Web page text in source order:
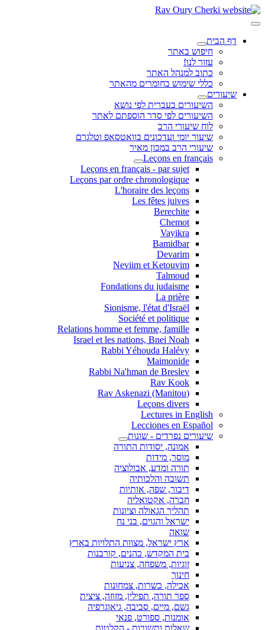
דף הבית
חיפוש באתר
עזור לנו!
כתוב למנהל האתר
כללי שימוש בחומרים מהאתר
שיעורים
השיעורים בעברית לפי נושא
השיעורים לפי סדר הוספתם לאתר
לוח שיעורי הרב
שיעור יומי ועדכונים בוואטסאפ וטלגרם
שיעורי הרב במכון מאיר
Leçons en français
Leçons en français - par sujet
Leçons par ordre chronologique
L'horaire des leçons
Les fêtes juives
Berechite
Chemot
Vayikra
Bamidbar
Devarim
Neviim et Ketouvim
Talmoud
Fondations du judaisme
La prière
Sionisme, l'état d'Israël
Société et politique
Relations homme et femme, famille
Israel et les nations, Bnei Noah
Rabbi Yéhouda Halévy
Maimonide
Rabbi Na'hman de Breslev
Rav Kook
(Rav Askenazi (Manitou
Leçons divers
Lectures in English
Lecciones en Español
שיעורים נפרדים - שונות
אמונה, יסודות התורה
מוסר, מידות
תורה ומדע, אבולוציה
תשובה והלכותיה
דיבור, שפה, אותיות
חברה, אקטואליה
תהליך הגאולה וציונות
ישראל והגוים, בני נח
שואה
ארץ ישראל, מצוות התלויות בארץ
בית המקדש, כהנים, קורבנות
זוגיות, משפחה, צניעות
חינוך
אכילה, כשרות, צמחונות
ספר תורה, תפילין, מזוזה, ציצית
גשם, מיים, סביבה, גיאוגרפיה
אומנות, ספורט, פנאי
שאלות ותשובות - הקלטות